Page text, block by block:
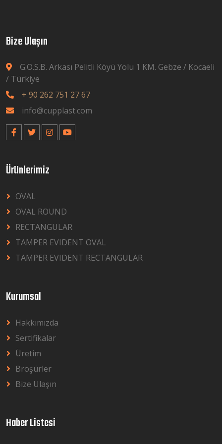
Bize Ulaşın
G.O.S.B. Arkası Pelitli Köyü Yolu 1 KM. Gebze / Kocaeli
/ Türkiye
+ 90 262 751 27 67
info@cupplast.com
Ürünlerimiz
OVAL
OVAL ROUND
RECTANGULAR
TAMPER EVIDENT OVAL
TAMPER EVIDENT RECTANGULAR
Kurumsal
Hakkımızda
Sertifikalar
Üretim
Broşürler
Bize Ulaşın
Haber Listesi